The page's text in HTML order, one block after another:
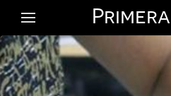
Primera